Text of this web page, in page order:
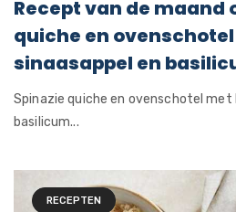
Recept van de maand
quiche en
sinaasappel en
Spinazie quiche en ovenschotel met
basilicum...
RECEPTEN